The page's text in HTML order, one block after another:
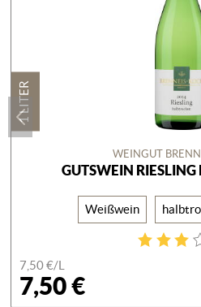
1 LITER
WEINGUT
GUTSWEIN
Weißwein
7,50 €/L
7,50 €